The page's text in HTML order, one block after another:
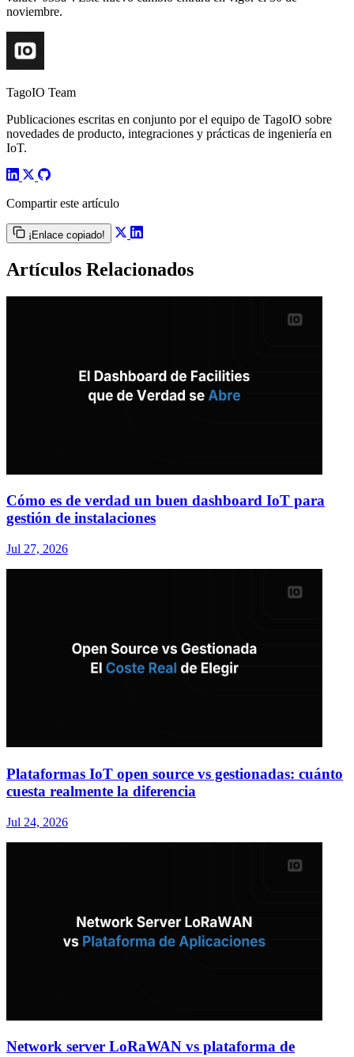
noviembre.
TagoIO Team
Publicaciones escritas en conjunto por el equipo de TagoIO sobre
novedades de producto, integraciones y prácticas de ingeniería en
IoT.
Compartir este artículo
¡Enlace copiado!
Artículos Relacionados
Cómo es de verdad un buen dashboard IoT para
gestión de instalaciones
Jul 27, 2026
Plataformas IoT open source vs gestionadas: cuánto
cuesta realmente la diferencia
Jul 24, 2026
Network server LoRaWAN vs plataforma de